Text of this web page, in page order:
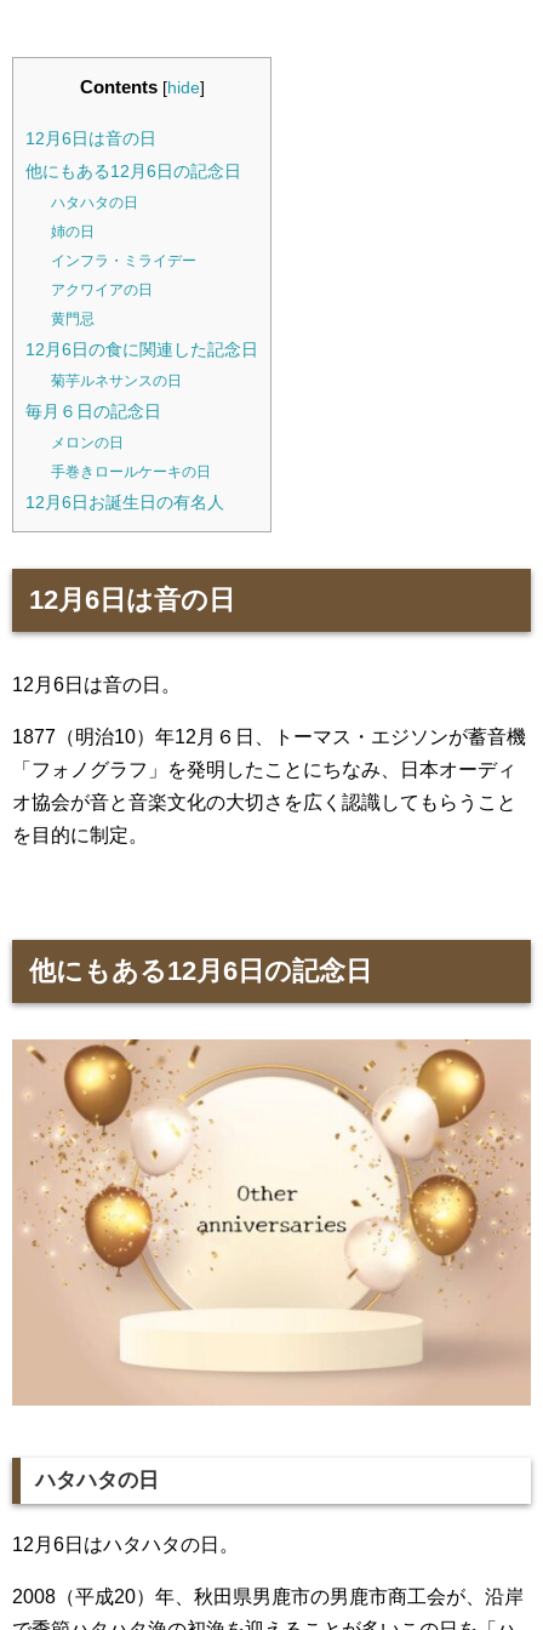
Contents [hide]
12月6日は音の日
他にもある12月6日の記念日
ハタハタの日
姉の日
インフラ・ミライデー
アクワイアの日
黄門忌
12月6日の食に関連した記念日
菊芋ルネサンスの日
毎月６日の記念日
メロンの日
手巻きロールケーキの日
12月6日お誕生日の有名人
12月6日は音の日
12月6日は音の日。
1877（明治10）年12月６日、トーマス・エジソンが蓄音機
「フォノグラフ」を発明したことにちなみ、日本オーディ
オ協会が音と音楽文化の大切さを広く認識してもらうこと
を目的に制定。
他にもある12月6日の記念日
ハタハタの日
12月6日はハタハタの日。
2008（平成20）年、秋田県男鹿市の男鹿市商工会が、沿岸